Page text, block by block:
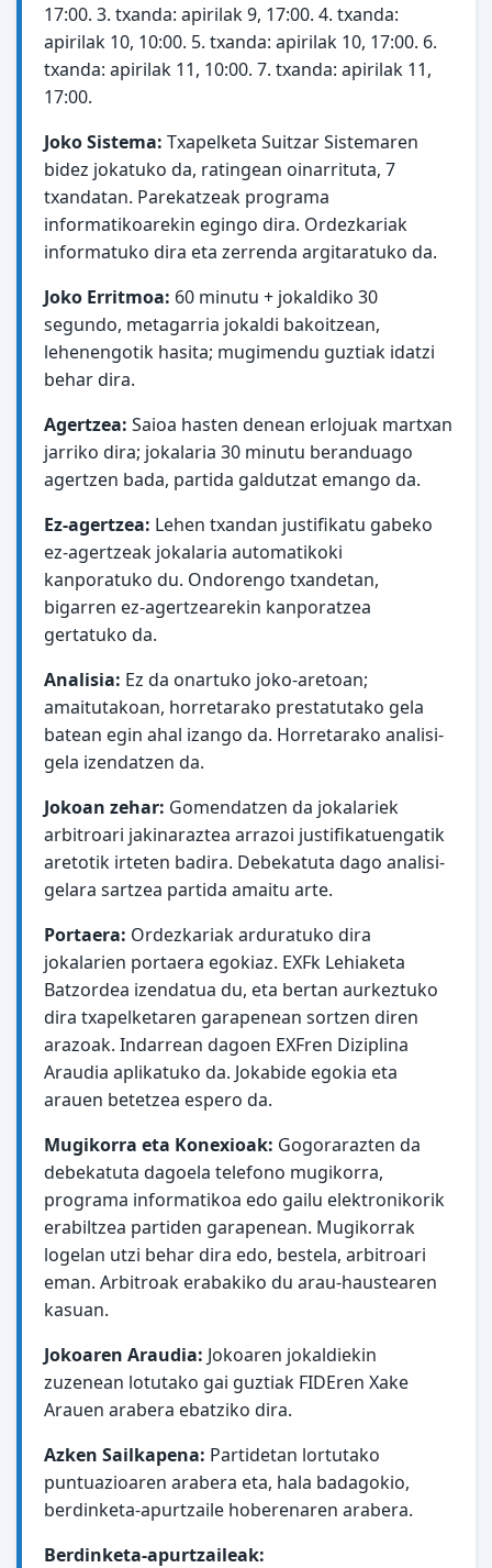
17:00. 3. txanda: apirilak 9, 17:00. 4. txanda:
apirilak 10, 10:00. 5. txanda: apirilak 10, 17:00. 6.
txanda: apirilak 11, 10:00. 7. txanda: apirilak 11,
17:00.
Joko Sistema: Txapelketa Suitzar Sistemaren
bidez jokatuko da, ratingean oinarrituta, 7
txandatan. Parekatzeak programa
informatikoarekin egingo dira. Ordezkariak
informatuko dira eta zerrenda argitaratuko da.
Joko Erritmoa: 60 minutu + jokaldiko 30
segundo, metagarria jokaldi bakoitzean,
lehenengotik hasita; mugimendu guztiak idatzi
behar dira.
Agertzea: Saioa hasten denean erlojuak martxan
jarriko dira; jokalaria 30 minutu beranduago
agertzen bada, partida galdutzat emango da.
Ez-agertzea: Lehen txandan justifikatu gabeko
ez-agertzeak jokalaria automatikoki
kanporatuko du. Ondorengo txandetan,
bigarren ez-agertzearekin kanporatzea
gertatuko da.
Analisia: Ez da onartuko joko-aretoan;
amaitutakoan, horretarako prestatutako gela
batean egin ahal izango da. Horretarako analisi-
gela izendatzen da.
Jokoan zehar: Gomendatzen da jokalariek
arbitroari jakinaraztea arrazoi justifikatuengatik
aretotik irteten badira. Debekatuta dago analisi-
gelara sartzea partida amaitu arte.
Portaera: Ordezkariak arduratuko dira
jokalarien portaera egokiaz. EXFk Lehiaketa
Batzordea izendatua du, eta bertan aurkeztuko
dira txapelketaren garapenean sortzen diren
arazoak. Indarrean dagoen EXFren Diziplina
Araudia aplikatuko da. Jokabide egokia eta
arauen betetzea espero da.
Mugikorra eta Konexioak: Gogorarazten da
debekatuta dagoela telefono mugikorra,
programa informatikoa edo gailu elektronikorik
erabiltzea partiden garapenean. Mugikorrak
logelan utzi behar dira edo, bestela, arbitroari
eman. Arbitroak erabakiko du arau-haustearen
kasuan.
Jokoaren Araudia: Jokoaren jokaldiekin
zuzenean lotutako gai guztiak FIDEren Xake
Arauen arabera ebatziko dira.
Azken Sailkapena: Partidetan lortutako
puntuazioaren arabera eta, hala badagokio,
berdinketa-apurtzaile hoberenaren arabera.
Berdinketa-apurtzaileak: